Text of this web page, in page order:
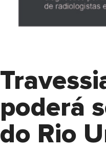
poderá
do Rio